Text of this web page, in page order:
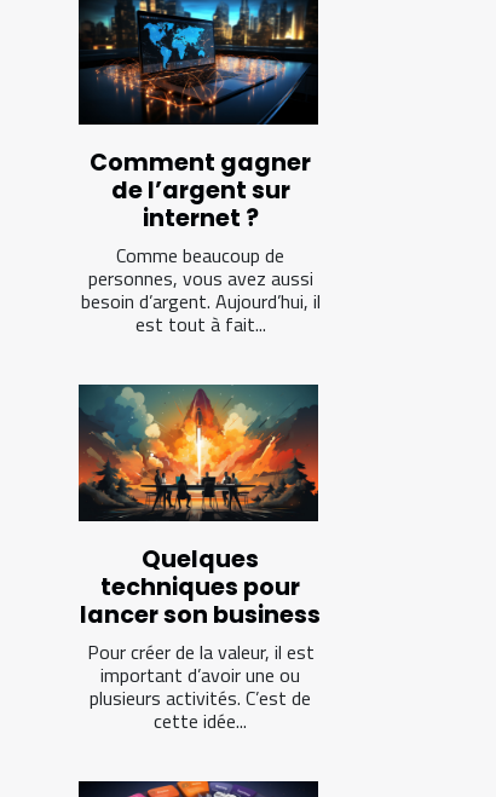
Comment gagner
de l’argent sur
internet ?
Comme beaucoup de
personnes, vous avez aussi
besoin d’argent. Aujourd’hui, il
est tout à fait...
Quelques
techniques pour
lancer son business
Pour créer de la valeur, il est
important d’avoir une ou
plusieurs activités. C’est de
cette idée...